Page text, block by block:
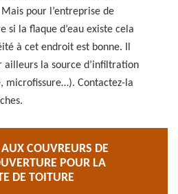
pour l’entreprise de
si la flaque d’eau existe cela
à cet endroit est bonne. Il
ailleurs la source d’infiltration
microfissure…). Contactez-la
COUVREURS DE
POUR LA
DE TOITURE